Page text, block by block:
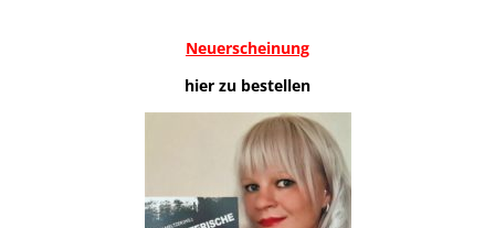
Neuerscheinung
hier zu bestellen